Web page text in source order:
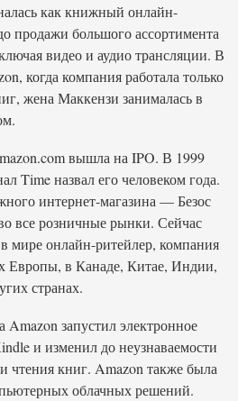
как книжный онлайн-
продажи большого ассортимента
видео и аудио трансляции. В
когда компания работала только
жена Маккензи занималась в
вышла на IPO. В 1999
Time назвал его человеком года.
интернет-магазина — Безос
все розничные рынки. Сейчас
онлайн-ритейлер, компания
Европы, в Канаде, Китае, Индии,
странах.
Amazon запустил электронное
и изменил до неузнаваемости
чтения книг. Amazon также была
облачных решений.